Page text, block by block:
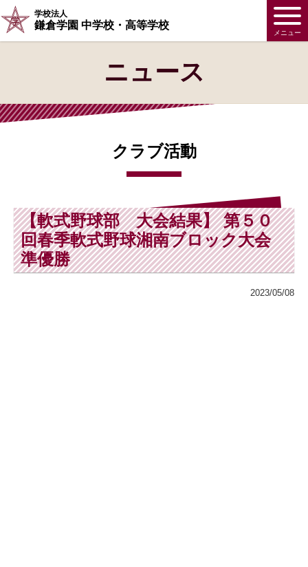
学校法人
鎌倉学園 中学校・高等学校
メニュー
ニュース
クラブ活動
【軟式野球部 大会結果】 第５０
回春季軟式野球湘南ブロック大会
準優勝
2023/05/08